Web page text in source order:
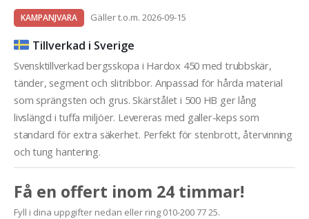
KAMPANJVARA Gäller t.o.m. 2026-09-15
Tillverkad i Sverige
Svensktillverkad bergsskopa i Hardox 450 med trubbskär,
tänder, segment och slitribbor. Anpassad för hårda material
som sprängsten och grus. Skärstålet i 500 HB ger lång
livslängd i tuffa miljöer. Levereras med galler-keps som
standard för extra säkerhet. Perfekt för stenbrott, återvinning
och tung hantering.
Få en offert inom 24 timmar!
Fyll i dina uppgifter nedan eller ring 010-200 77 25.